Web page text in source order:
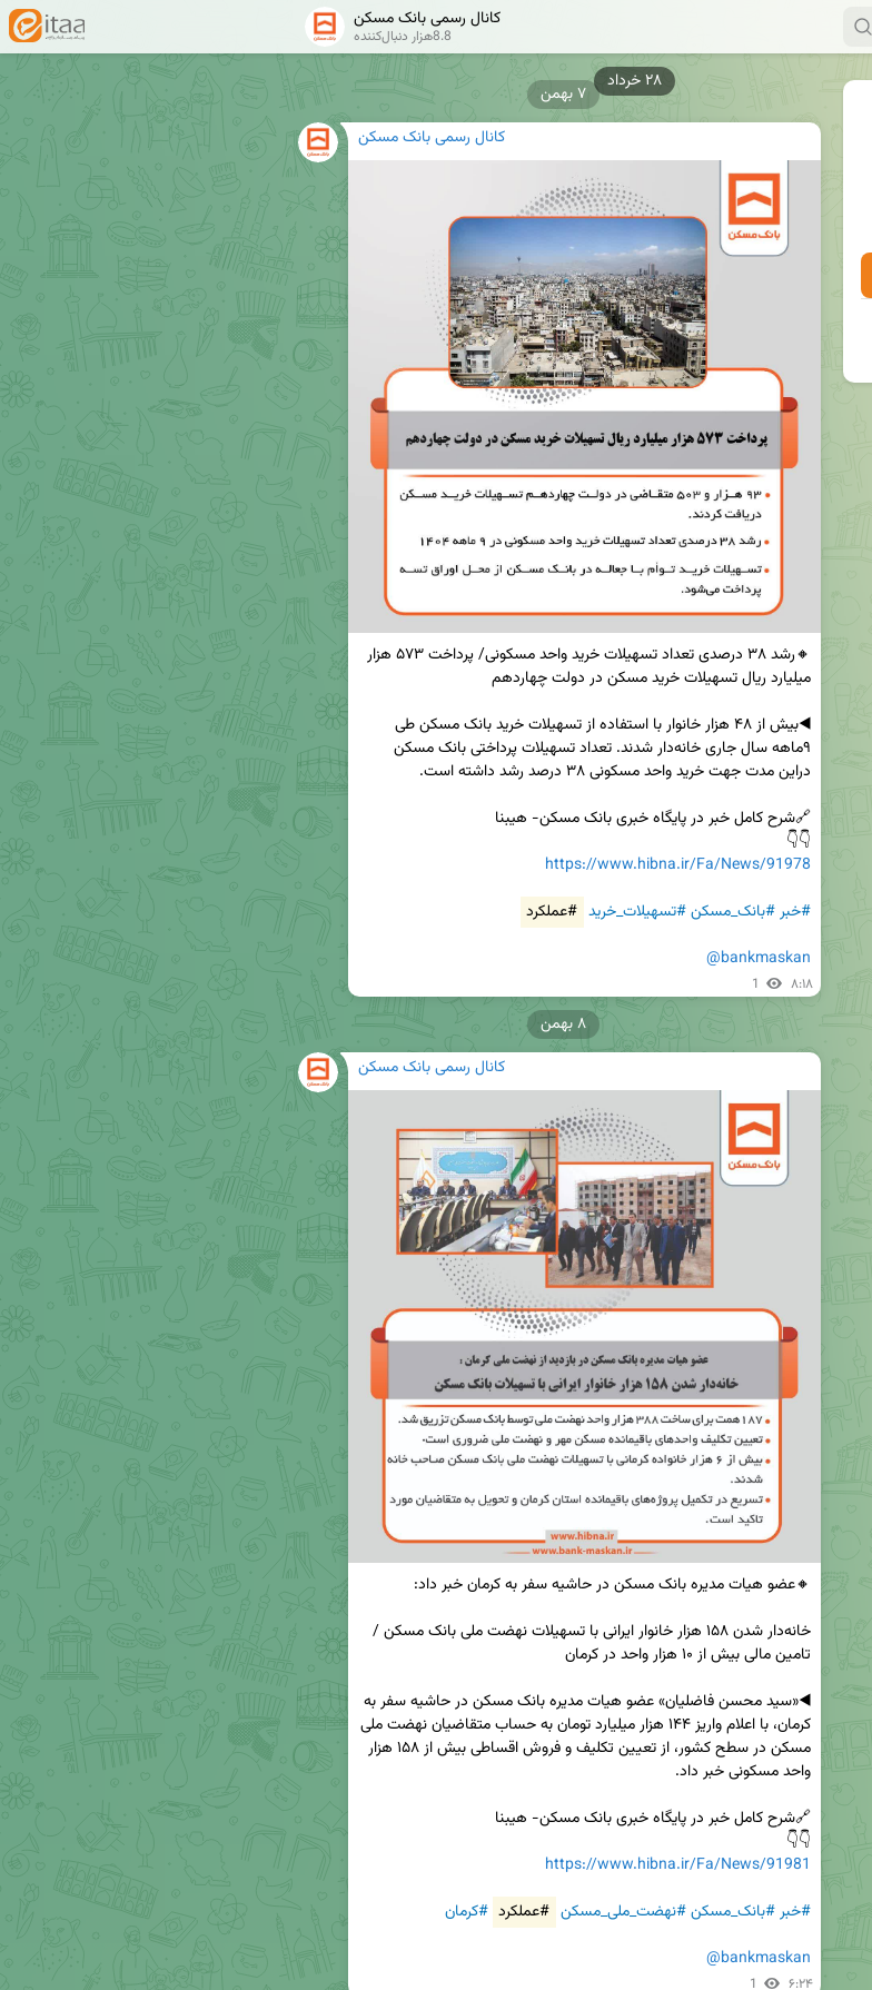
کانال رسمی بانک مسکن
8.8هزار دنبال‌کننده
کانال رسمی بانک مسکن
👇👇
https://www.hibna.ir/Fa/News/91978
#خبر#بانک_مسکن#تسهیلات_خرید #عملکرد
@bankmaskan
1 ۸:۱۸
۷ بهمن
کانال رسمی بانک مسکن
👇👇
https://www.hibna.ir/Fa/News/91981
#خبر#بانک_مسکن#نهضت_ملی_مسکن #عملکرد #کرمان
@bankmaskan
1 ۶:۲۴
۸ بهمن